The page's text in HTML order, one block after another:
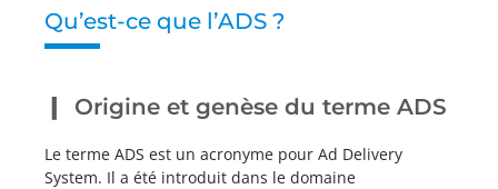
Qu’est-ce que l’ADS ?
Origine et genèse du terme ADS
Le terme ADS est un acronyme pour Ad Delivery
System. Il a été introduit dans le domaine